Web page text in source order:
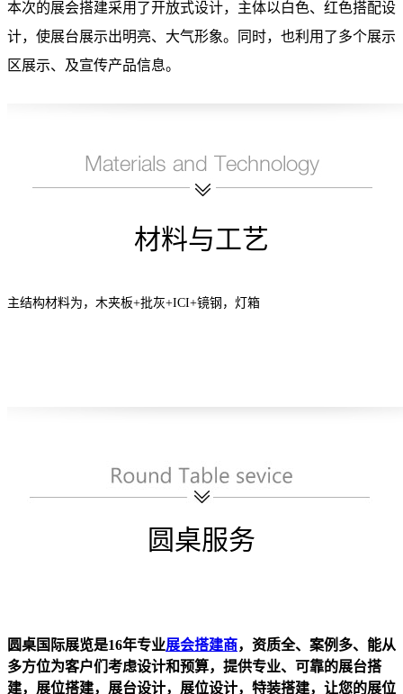
本次的展会搭建采用了开放式设计，主体以白色、红色搭配设
计，使展台展示出明亮、大气形象。同时，也利用了多个展示
区展示、及宣传产品信息。
材料与工艺
主结构材料为，木夹板+批灰+ICI+镜钢，灯箱
圆桌服务
圆桌国际展览是16年专业展会搭建商，资质全、案例多、能从
多方位为客户们考虑设计和预算，提供专业、可靠的展台搭
建，展位搭建，展台设计，展位设计，特装搭建，让您的展位